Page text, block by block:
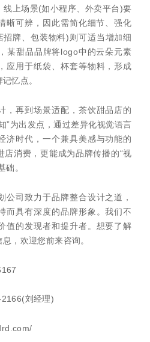
线上场景(如小程序、外卖平台)要
晰可辨，因此需简化细节、强化
牌、包装物料)则可适当增加细
某甜品品牌将logo中的云朵元素
应用于纸袋、杯套等物料，形成
忆点。
再到场景适配，茶饮甜品店的
”为出发点，通过差异化视觉语言
济时代，一个兼具美感与功能的
店消费，更能成为品牌传播的“视
础。
司致力于品牌整合设计之道，
而具有深度的品牌形象。我们不
值的发现者和提升者。想要了解
，欢迎您前来咨询。
刘经理)